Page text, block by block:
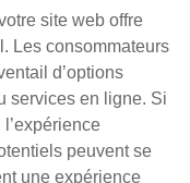
site web offre
Les consommateurs
d’options
services en ligne. Si
peuvent se
une expérience